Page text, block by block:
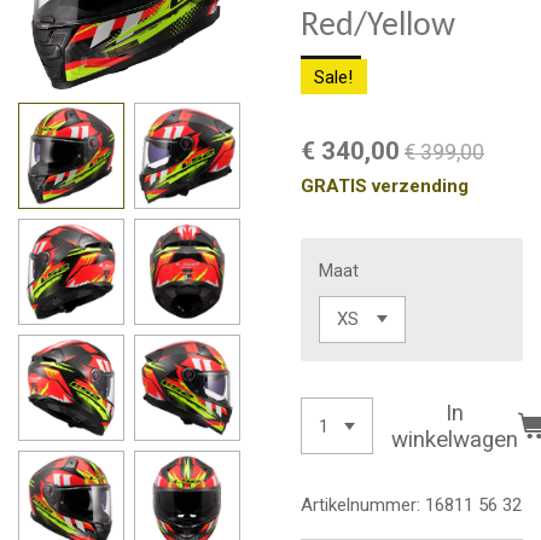
Red/Yellow
Sale!
€ 340,00 € 399,00
GRATIS verzending
Maat
In
winkelwagen
Artikelnummer: 16811 56 32